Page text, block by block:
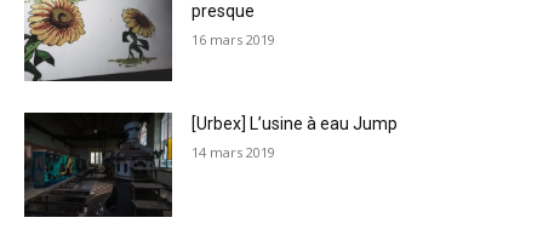
presque
16 mars 2019
[Urbex] L’usine à eau Jump
14 mars 2019